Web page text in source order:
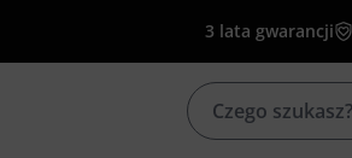
3 lata gwarancji